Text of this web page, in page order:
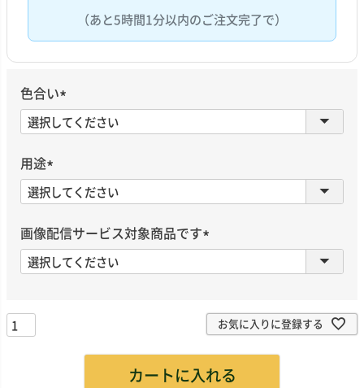
（あと5時間1分以内のご注文完了で）
色合い
(
必
)
用途
(
必
須
)
画像配信サービス対象商品です
必
)
お気に入りに登録する
カートに入れる